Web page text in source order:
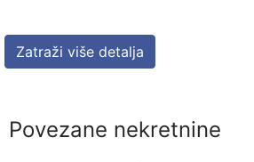
Povezane nekretnine